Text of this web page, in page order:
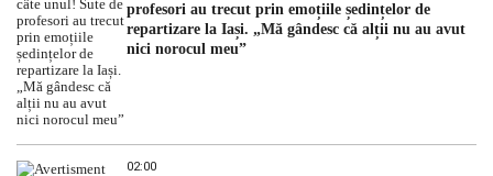
profesori au trecut prin emoțiile ședințelor de
repartizare la Iași. „Mă gândesc că alții nu au avut
nici norocul meu”
02:00